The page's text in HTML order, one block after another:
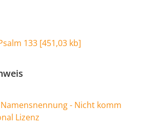
133 [451,03 kb]
- Nicht komm
Lizenz